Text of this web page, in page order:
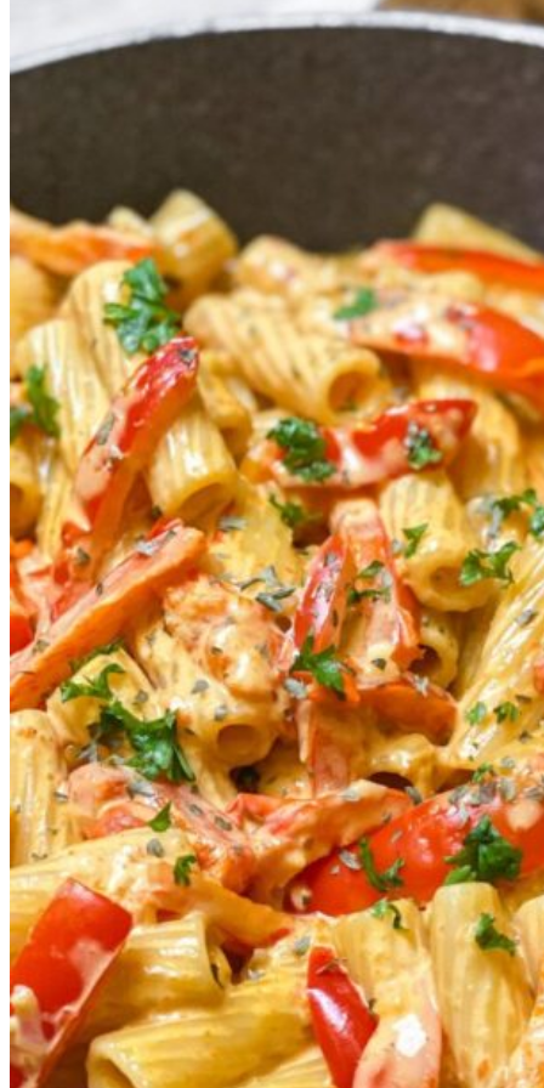
Winter
Weihnachten
Silvester
Tiere
Fantasie & Märchen
Upcycling & Alltagsmaterialien
Geburtstage
Spielzeugempfehlungen
KreativBuch
KreativBuch Anleitung und Zubehör
Downloadbereich KreativBuch
Lasern & Plotten
Wichteltür
Downloadbereich Wichteltür GRATIS
Wichteltür Ideen
Wichteltür Zubehör – DIY
Wichteltür Zubehör – Kaufempfehlung
Wichteltür FAQ – Fragen & Antworten
Kontakt
Kontakt
About me
Kooperationen und Referenzen
Presse
Datenschutz
Impressum